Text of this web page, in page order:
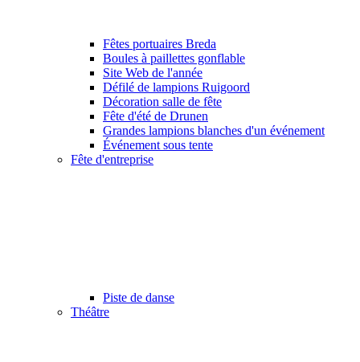
Fêtes portuaires Breda
Boules à paillettes gonflable
Site Web de l'année
Défilé de lampions Ruigoord
Décoration salle de fête
Fête d'été de Drunen
Grandes lampions blanches d'un événement
Événement sous tente
Fête d'entreprise
Piste de danse
Théâtre